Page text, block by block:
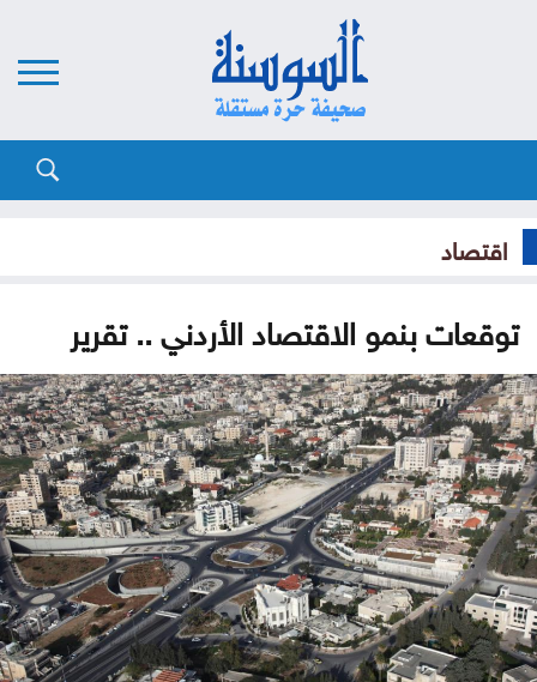
اقتصاد
توقعات بنمو الاقتصاد الأردني .. تقرير